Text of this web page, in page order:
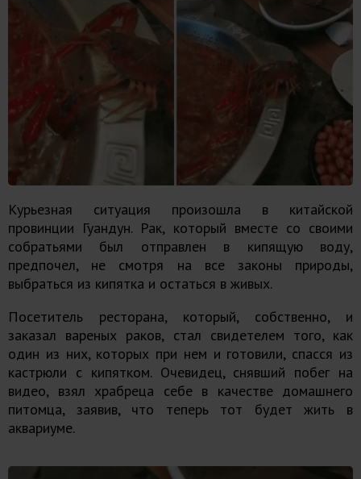
Курьезная ситуация произошла в китайской
провинции Гуандун. Рак, который вместе со своими
собратьями был отправлен в кипящую воду,
предпочел, не смотря на все законы природы,
выбраться из кипятка и остаться в живых.
Посетитель ресторана, который, собственно, и
заказал вареных раков, стал свидетелем того, как
один из них, которых при нем и готовили, спасся из
кастрюли с кипятком. Очевидец, снявший побег на
видео, взял храбреца себе в качестве домашнего
питомца, заявив, что теперь тот будет жить в
аквариуме.